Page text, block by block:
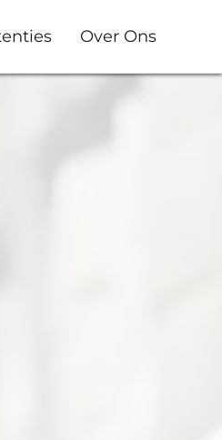
Over Ons